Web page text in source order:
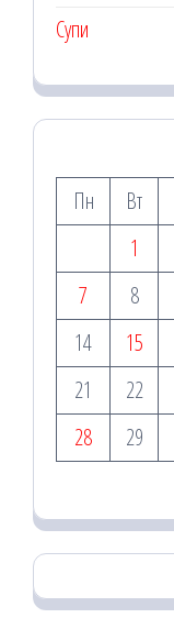
Супи
Пн
Вт
1
7
8
14
15
21
22
28
29